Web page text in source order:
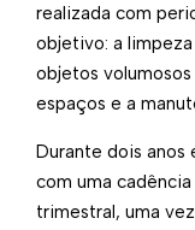
realizada com
objetivo: a
objetos
espaços e a
Durante dois anos
com uma
trimestral, uma